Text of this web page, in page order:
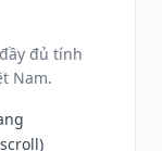
đủ tính
Nam.